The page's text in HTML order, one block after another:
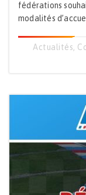
fédérations
modalités
Actualités